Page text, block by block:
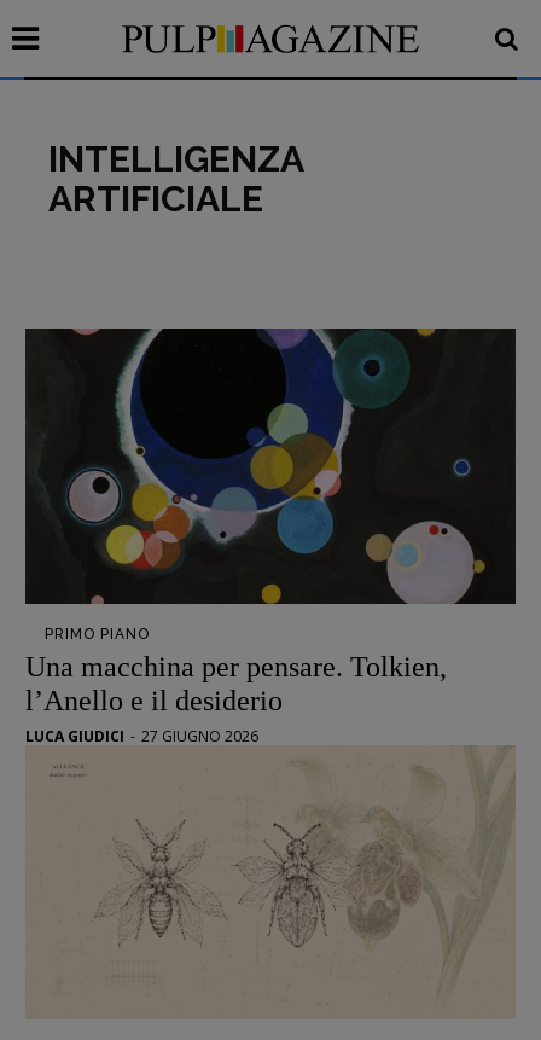
INTELLIGENZA
ARTIFICIALE
PRIMO PIANO
Una macchina per pensare. Tolkien,
l’Anello e il desiderio
LUCA GIUDICI - 27 GIUGNO 2026